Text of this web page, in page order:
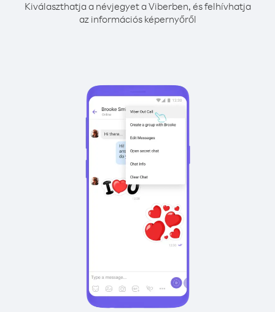
Kiválaszthatja a névjegyet a Viberben, és felhívhatja
az információs képernyőről